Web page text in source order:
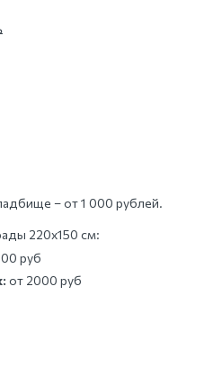
– от 1 000 рублей.
220х150 см:
руб
от 2000 руб